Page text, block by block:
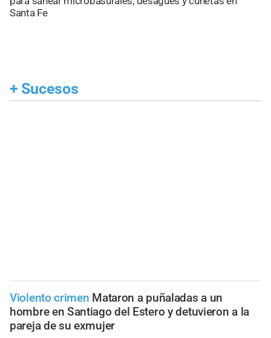
Santa Fe
+ Sucesos
Violento crimen Mataron a puñaladas a un
hombre en Santiago del Estero y detuvieron a la
pareja de su exmujer